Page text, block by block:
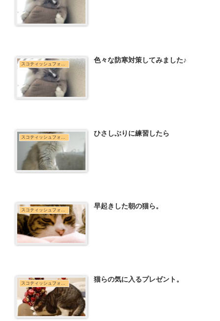
色々な防寒対策してみました♪
ひさしぶりに練習したら
スコティッシュフォールド 早起きした朝の猫ら。
猫らの気に入るプレゼント。